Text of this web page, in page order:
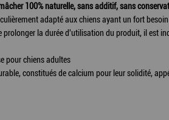
100% naturelle, sans additif, sans
adapté aux chiens ayant un fort
la durée d'utilisation du produit, il est
pour chiens adultes
constitués de calcium pour leur solidité,